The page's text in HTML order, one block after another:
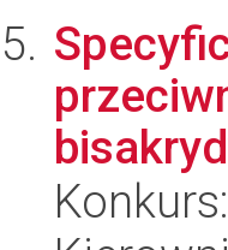
Konkurs: